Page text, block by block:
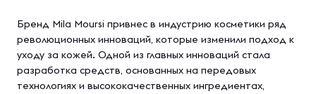
Бренд Mila Moursi привнес в индустрию косметики ряд
революционных инноваций, которые изменили подход к
уходу за кожей. Одной из главных инноваций стала
разработка средств, основанных на передовых
технологиях и высококачественных ингредиентах,